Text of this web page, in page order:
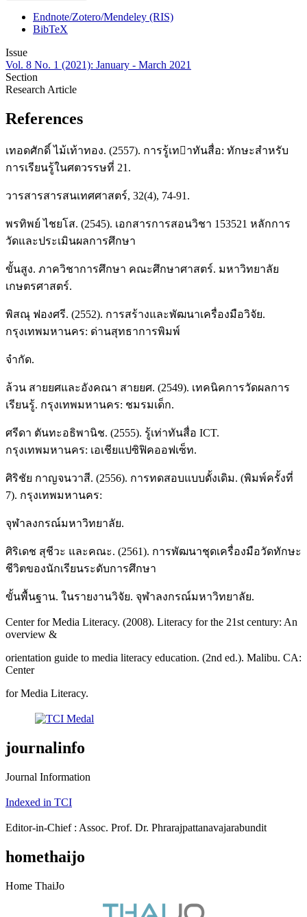
Endnote/Zotero/Mendeley (RIS)
BibTeX
Issue
Vol. 8 No. 1 (2021): January - March 2021
Section
Research Article
References
เทอดศักดิ์ ไม้เท้าทอง. (2557). การรู้เทาทันสื่อ: ทักษะสําหรับ
การเรียนรู้ในศตวรรษที่ 21.
วารสารสารสนเทศศาสตร์, 32(4), 74-91.
พรทิพย์ ไชยโส. (2545). เอกสารการสอนวิชา 153521 หลักการ
วัดและประเมินผลการศึกษา
ขั้นสูง. ภาควิชาการศึกษา คณะศึกษาศาสตร์. มหาวิทยาลัย
เกษตรศาสตร์.
พิสณุ ฟองศรี. (2552). การสร้างและพัฒนาเครื่องมือวิจัย.
กรุงเทพมหานคร: ด่านสุทธาการพิมพ์
จำกัด.
ล้วน สายยศและอังคณา สายยศ. (2549). เทคนิคการวัดผลการ
เรียนรู้. กรุงเทพมหานคร: ชมรมเด็ก.
ศรีดา ตันทะอธิพานิช. (2555). รู้เท่าทันสื่อ ICT.
กรุงเทพมหานคร: เอเชียแปซิฟิคออฟเซ็ท.
ศิริชัย กาญจนวาสี. (2556). การทดสอบแบบดั้งเดิม. (พิมพ์ครั้งที่
7). กรุงเทพมหานคร:
จุฬาลงกรณ์มหาวิทยาลัย.
ศิริเดช สุชีวะ และคณะ. (2561). การพัฒนาชุดเครื่องมือวัดทักษะ
ชีวิตของนักเรียนระดับการศึกษา
ขั้นพื้นฐาน. ในรายงานวิจัย. จุฬาลงกรณ์มหาวิทยาลัย.
Center for Media Literacy. (2008). Literacy for the 21st century: An
overview &
orientation guide to media literacy education. (2nd ed.). Malibu. CA:
Center
for Media Literacy.
journalinfo
Journal Information
Indexed in TCI
Editor-in-Chief : Assoc. Prof. Dr. Phrarajpattanavajarabundit
homethaijo
Home ThaiJo